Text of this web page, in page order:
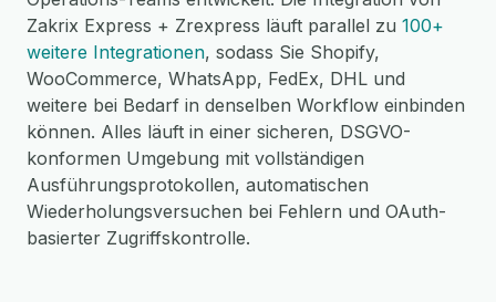
Zakrix Express + Zrexpress läuft parallel zu 100+
weitere Integrationen, sodass Sie Shopify,
WooCommerce, WhatsApp, FedEx, DHL und
weitere bei Bedarf in denselben Workflow einbinden
können. Alles läuft in einer sicheren, DSGVO-
konformen Umgebung mit vollständigen
Ausführungsprotokollen, automatischen
Wiederholungsversuchen bei Fehlern und OAuth-
basierter Zugriffskontrolle.